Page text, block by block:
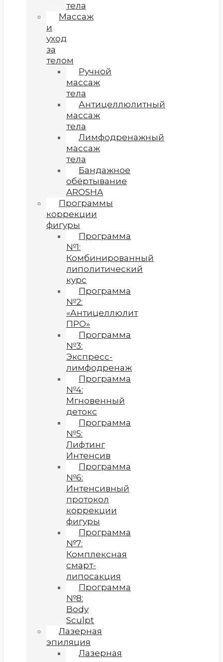
тела
Массаж
и
уход
за
телом
Ручной
массаж
тела
Антицеллюлитный
массаж
тела
Лимфодренажный
массаж
тела
Бандажное
обёртывание
AROSHA
Программы
коррекции
фигуры
Программа
№1:
Комбинированный
липолитический
курс
Программа
№2:
«Антицеллюлит
ПРО»
Программа
№3:
Экспресс-
лимфодренаж
Программа
№4:
Мгновенный
детокс
Программа
№5:
Лифтинг
Интенсив
Программа
№6:
Интенсивный
протокол
коррекции
фигуры
Программа
№7:
Комплексная
смарт-
липосакция
Программа
№8:
Body
Sculpt
Лазерная
эпиляция
Лазерная